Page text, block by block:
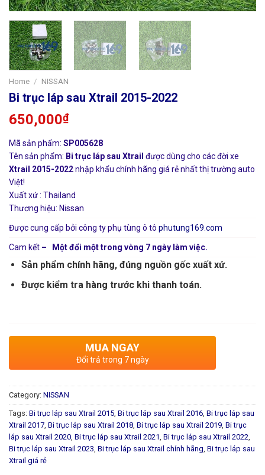
Home / NISSAN
Bi trục láp sau Xtrail 2015-2022
650,000₫
Mã sản phẩm: SP005628
Tên sản phẩm: Bi trục láp sau Xtrail được dùng cho các đời xe
Xtrail 2015-2022nhập khẩu chính hãng giá rẻ nhất thị trường auto
Việt!
Xuất xứ : Thailand
Thương hiệu: Nissan
Được cung cấp bởi công ty phụ tùng ô tô phutung169.com
Cam kết – Một đổi một trong vòng 7 ngày làm việc.
Sản phẩm chính hãng, đúng nguồn gốc xuất xứ.
Được kiểm tra hàng trước khi thanh toán.
MUA NGAY
Đổi trả trong 7 ngày
Category: NISSAN
Tags: Bi trục láp sau Xtrail 2015, Bi trục láp sau Xtrail 2016, Bi trục láp sau
Xtrail 2017, Bi trục láp sau Xtrail 2018, Bi trục láp sau Xtrail 2019, Bi trục
láp sau Xtrail 2020, Bi trục láp sau Xtrail 2021, Bi trục láp sau Xtrail 2022,
Bi trục láp sau Xtrail 2023, Bi trục láp sau Xtrail chính hãng, Bi trục láp sau
Xtrail giá rẻ